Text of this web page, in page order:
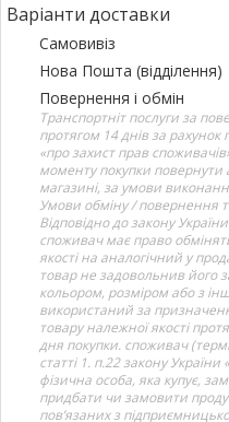
Варіанти доставки
Самовивіз
Нова Пошта (відділення)
Повернення і обмін
Транспортніт послуги за
протягом 14 днів за рахунок
«про захист прав
моменту покупки
магазині, за умови
Умови обміну / повернення
Відповідно до закону
споживач має право
якості на аналогічний у
товар не задовольнив
кольором, розміром або з
використаний за
товару належної якості
дня покупки. споживач
статті 1. п.22 закону
фізична особа, яка купує,
придбати чи замовити
пов’язаних з